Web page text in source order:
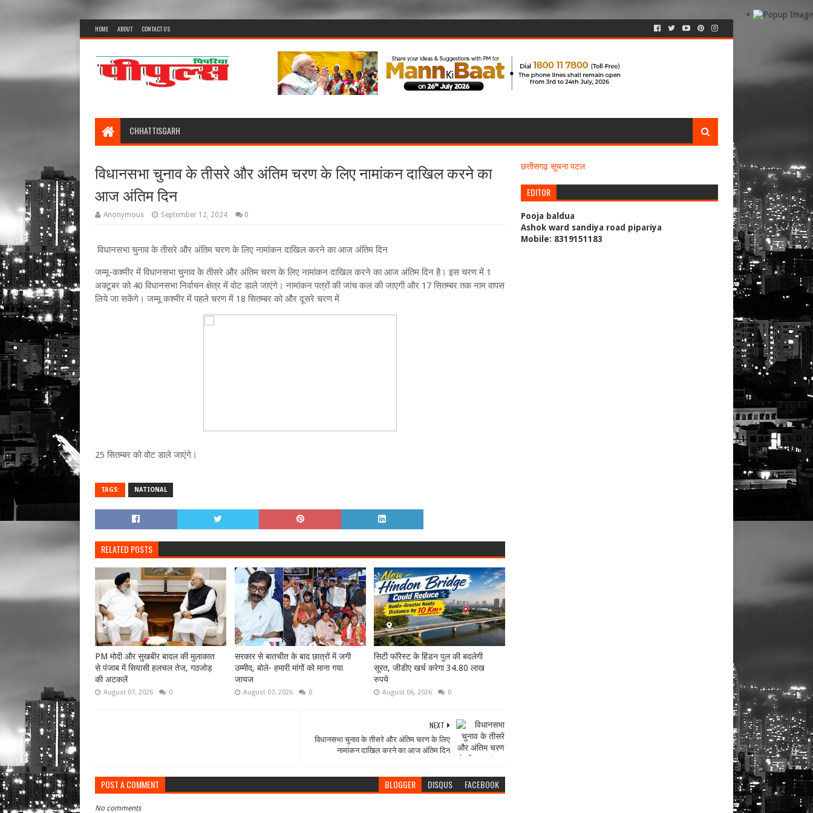
×
HOME ABOUT CONTACT US
CHHATTISGARH
विधानसभा चुनाव के तीसरे और अंतिम चरण के लिए नामांकन दाखिल करने का
आज अंतिम दिन
Anonymous September 12, 2024 0
विधानसभा चुनाव के तीसरे और अंतिम चरण के लिए नामांकन दाखिल करने का आज अंतिम दिन
जम्‍मू-कश्‍मीर में विधानसभा चुनाव के तीसरे और अंतिम चरण के लिए नामांकन दाखिल करने का आज अंतिम दिन है। इस चरण में 1
अक्‍टूबर को 40 विधानसभा निर्वाचन क्षेत्र में वोट डाले जाएंगे। नामांकन पत्रों की जांच कल की जाएगी और 17 सितम्‍बर तक नाम वापस
लिये जा सकेंगे। जम्‍मू कश्‍मीर में पहले चरण में 18 सितम्‍बर को और दूसरे चरण में
25 सितम्‍बर को वोट डाले जाएंगे।
TAGS: NATIONAL
RELATED POSTS
PM मोदी और सुखबीर बादल की मुलाकात
से पंजाब में सियासी हलचल तेज, गठजोड़
की अटकलें
August 07, 2026 0
सरकार से बातचीत के बाद छात्रों में जगी
उम्मीद, बोले- हमारी मांगों को माना गया
जायज
August 07, 2026 0
सिटी फॉरेस्ट के हिंडन पुल की बदलेगी
सूरत, जीडीए खर्च करेगा 34.80 लाख
रुपये
August 06, 2026 0
NEXT
विधानसभा चुनाव के तीसरे और अंतिम चरण के लिए
नामांकन दाखिल करने का आज अंतिम दिन
POST A COMMENT BLOGGER DISQUS FACEBOOK
No comments
छत्तीसगढ़ सूचना पटल
EDITOR
Pooja baldua
Ashok ward sandiya road pipariya
Mobile: 8319151183